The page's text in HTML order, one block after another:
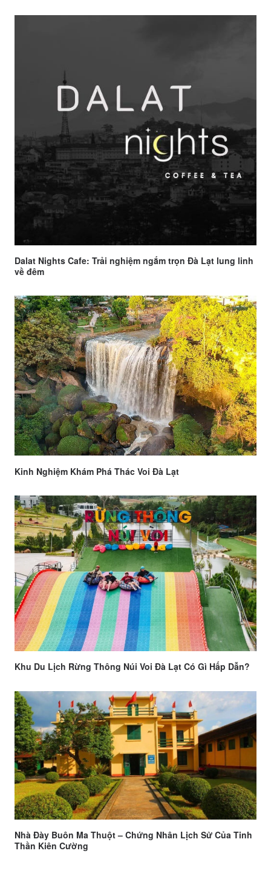
Dalat Nights Cafe: Trải nghiệm ngắm trọn Đà Lạt lung linh
về đêm
Kinh Nghiệm Khám Phá Thác Voi Đà Lạt
Khu Du Lịch Rừng Thông Núi Voi Đà Lạt Có Gì Hấp Dẫn?
Nhà Đày Buôn Ma Thuột – Chứng Nhân Lịch Sử Của Tinh
Thần Kiên Cường